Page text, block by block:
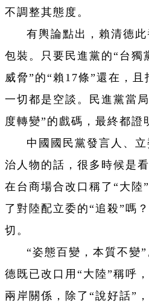
不調整其態度。
有輿論點出，賴清德
包裝。只要民進黨的“台獨
威脅”的“賴17條”還在，且
一切都是空談。民進黨當
度轉變”的戲碼，最終都證
中國國民黨發言人、
治人物的話，很多時候是
在台商場合改口稱了“大陸
了對陸配立委的“追殺”嗎
切。
“姿態百變，本質不變
德既已改口用“大陸”稱呼
兩岸關係，除了“說好話”